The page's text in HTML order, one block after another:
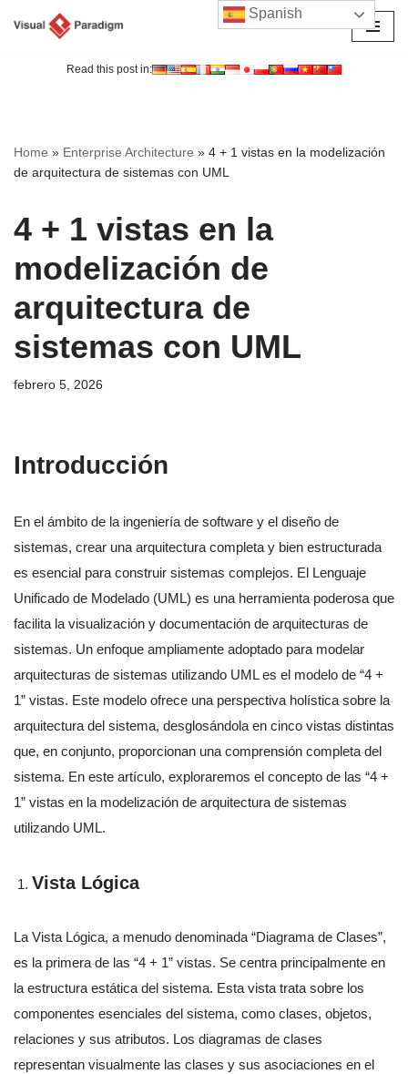
Read this post in:
Home » Enterprise Architecture » 4 + 1 vistas en la modelización
de arquitectura de sistemas con UML
4 + 1 vistas en la
modelización de
arquitectura de
sistemas con UML
febrero 5, 2026
Introducción
En el ámbito de la ingeniería de software y el diseño de
sistemas, crear una arquitectura completa y bien estructurada
es esencial para construir sistemas complejos. El Lenguaje
Unificado de Modelado (UML) es una herramienta poderosa que
facilita la visualización y documentación de arquitecturas de
sistemas. Un enfoque ampliamente adoptado para modelar
arquitecturas de sistemas utilizando UML es el modelo de “4 +
1” vistas. Este modelo ofrece una perspectiva holística sobre la
arquitectura del sistema, desglosándola en cinco vistas distintas
que, en conjunto, proporcionan una comprensión completa del
sistema. En este artículo, exploraremos el concepto de las “4 +
1” vistas en la modelización de arquitectura de sistemas
utilizando UML.
Vista Lógica
La Vista Lógica, a menudo denominada “Diagrama de Clases”,
es la primera de las “4 + 1” vistas. Se centra principalmente en
la estructura estática del sistema. Esta vista trata sobre los
componentes esenciales del sistema, como clases, objetos,
relaciones y sus atributos. Los diagramas de clases
representan visualmente las clases y sus asociaciones en el
Spanish